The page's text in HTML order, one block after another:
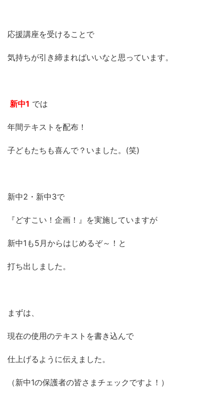
応援講座を受けることで
気持ちが引き締まればいいなと思っています。
新中1 では
年間テキストを配布！
子どもたちも喜んで？いました。(笑)
新中2・新中3で
『どすこい！企画！』を実施していますが
新中1も5月からはじめるぞ～！と
打ち出しました。
まずは、
現在の使用のテキストを書き込んで
仕上げるように伝えました。
（新中1の保護者の皆さまチェックですよ！）